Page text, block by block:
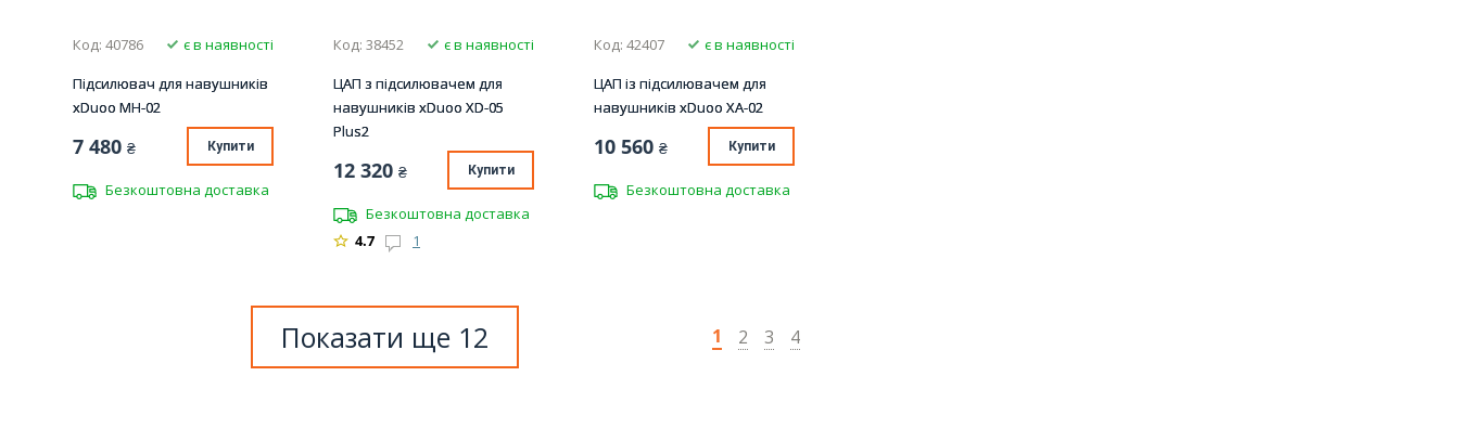
Код: 40786
є в наявності
Підсилювач для навушників
xDuoo MH-02
7 480 ₴ Купити
Безкоштовна доставка
Код: 38452
є в наявності
ЦАП з підсилювачем для
навушників xDuoo XD-05
Plus2
12 320 ₴ Купити
Безкоштовна доставка
4.7
1
Код: 42407
є в наявності
ЦАП із підсилювачем для
навушників xDuoo XA-02
10 560 ₴ Купити
Безкоштовна доставка
Показати ще 12 1 2 3 4